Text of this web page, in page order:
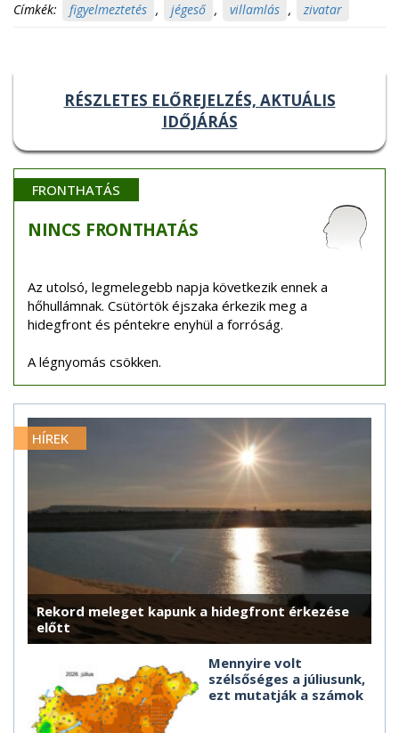
Címkék: figyelmeztetés , jégeső , villamlás , zivatar
RÉSZLETES ELŐREJELZÉS, AKTUÁLIS
IDŐJÁRÁS
FRONTHATÁS
NINCS FRONTHATÁS
Az utolsó, legmelegebb napja következik ennek a
hőhullámnak. Csütörtök éjszaka érkezik meg a
hidegfront és péntekre enyhül a forróság.
A légnyomás csökken.
HÍREK
Rekord meleget kapunk a hidegfront érkezése
előtt
Mennyire volt
szélsőséges a júliusunk,
ezt mutatják a számok